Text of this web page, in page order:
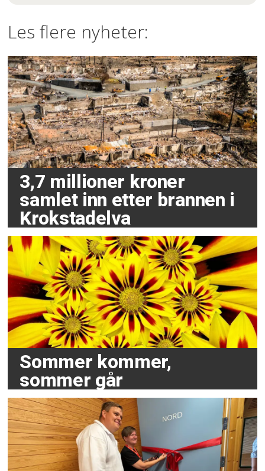
Les flere nyheter:
3,7 millioner kroner
samlet inn etter brannen i
Krokstadelva
Sommer kommer,
sommer går